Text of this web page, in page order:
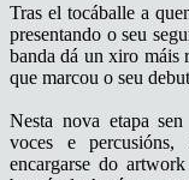
Tras el tocáballe a
presentando o seu
banda dá un xiro máis
que marcou o seu
Nesta nova etapa
voces e
encargarse do